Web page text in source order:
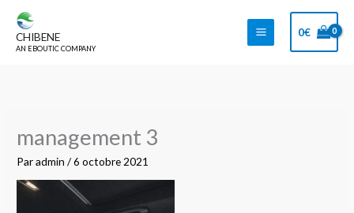
contenu
CHIBENE
AN EBOUTIC COMPANY
0€
management 3
Paradmin/6 octobre 2021